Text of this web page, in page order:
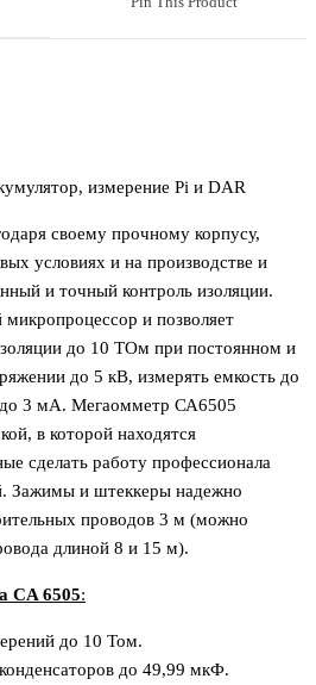
измерение Pi и DAR
своему прочному корпусу,
условиях и на производстве и
и точный контроль изоляции.
и позволяет
до 10 ТОм при постоянном и
до 5 кВ, измерять емкость до
3 мА. Мегаомметр СА6505
в которой находятся
сделать работу профессионала
Зажимы и штеккеры надежно
проводов 3 м (можно
длиной 8 и 15 м).
CA 6505:
до 10 Том.
до 49,99 мкФ.